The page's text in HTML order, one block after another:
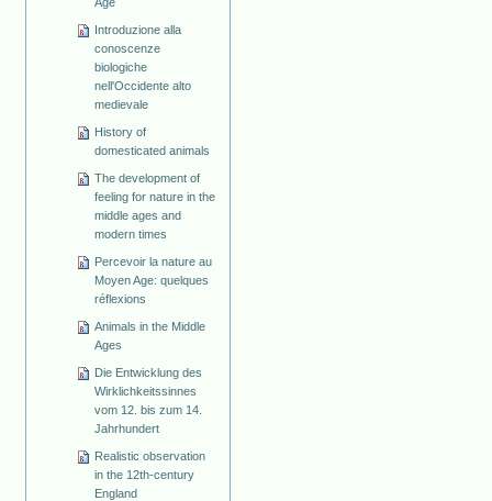
Introduzione alla
conoscenze
biologiche
nell'Occidente alto
medievale
History of
domesticated animals
The development of
feeling for nature in the
middle ages and
modern times
Percevoir la nature au
Moyen Age: quelques
réflexions
Animals in the Middle
Ages
Die Entwicklung des
Wirklichkeitssinnes
vom 12. bis zum 14.
Jahrhundert
Realistic observation
in the 12th-century
England